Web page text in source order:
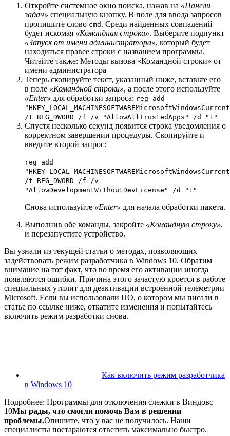
Откройте системное окно поиска, нажав на «Панели
задач» специальную кнопку. В поле для ввода запросов
пропишите слово cmd . Среди найденных совпадений
будет искомая «Командная строка». Выберите подпункт
«Запуск от имени администратора», который будет
находиться правее строки с названием программы.
Читайте также: Методы вызова «Командной строки» от
имени администратора
Теперь скопируйте текст, указанный ниже, вставьте его
в поле «Командной строки», а после этого используйте
«Enter» для обработки запроса: reg add
/t REG_DWORD /f /v "AllowAllTrustedApps" /d "1"
Спустя несколько секунд появится строка уведомления о
корректном завершении процедуры. Скопируйте и
введите второй запрос:
reg add
/t REG_DWORD /f /v
"AllowDevelopmentWithoutDevLicense" /d "1"
Снова используйте «Enter» для начала обработки пакета.
Выполнив обе команды, закройте «Командную строку»,
и перезапустите устройство.
Вы узнали из текущей статьи о методах, позволяющих
задействовать режим разработчика в Windows 10. Обратим
внимание на тот факт, что во время его активации иногда
появляются ошибки. Причина этого зачастую кроется в работе
специальных утилит для деактивации встроенной телеметрии
Microsoft. Если вы использовали ПО, о котором мы писали в
статье по ссылке ниже, откатите изменения и попытайтесь
включить режим разработки снова.
Как включить режим разработчика
в Windows 10
Подробнее: Программы для отключения слежки в Виндовс
10Мы рады, что смогли помочь Вам в решении
проблемы.Опишите, что у вас не получилось. Наши
специалисты постараются ответить максимально быстро.